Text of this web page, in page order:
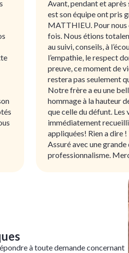
Avant, pendant et
est son équipe ont pris
MATTHIEU. Pour
fois. Nous étions
au suivi, conseils, à
l’empathie, le respect
preuve, ce moment de
restera pas seulement
Notre frère a eu une
hommage à la hauteur
que celle du défunt. Les
immédiatement
appliquées! Rien a dire
Assuré avec une
professionnalisme.
à toute demande concernant